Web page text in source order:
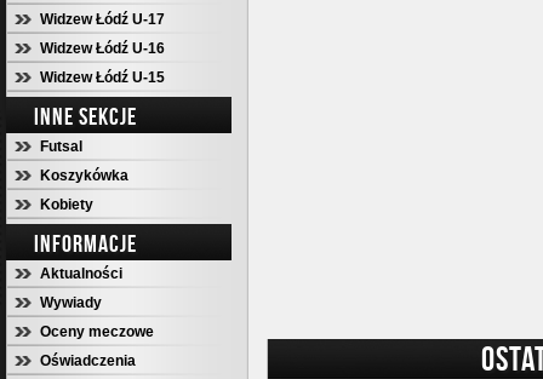
Widzew Łódź U-17
Widzew Łódź U-16
Widzew Łódź U-15
INNE SEKCJE
Futsal
Koszykówka
Kobiety
INFORMACJE
Aktualności
Wywiady
Oceny meczowe
Oświadczenia